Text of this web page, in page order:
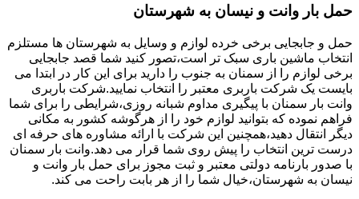
حمل بار وانت و نیسان به شهرستان
حمل و جابجایی برخی خرده لوازم و وسایل به شهرستان ها مستلزم
انتخاب ماشین باری سبک تر است،تصور کنید شما قصد جابجایی
برخی لوازم را از سمنان به جنوب را دارید برای این کار در ابتدا می
بایست یک شرکت باربری معتبر را انتخاب نمایید.شرکت باربری
وانت بار سمنان با پیگیری مداوم شبانه روزی،شرایطی را برای شما
فراهم نموده که بتوانید لوازم خود را از هرگوشه کشور به مکانی
دیگر انتقال دهید،همچنین این شرکت با ارائه مشاوره های حرفه ای
درست ترین انتخاب را پیش روی شما قرار می دهد.وانت بار سمنان
با صدور بارنامه دولتی معتبر و ثبت مجوز برای حمل بار وانت و
نیسان به شهرستان،خیال شما را از هر بابت راحت می کند.